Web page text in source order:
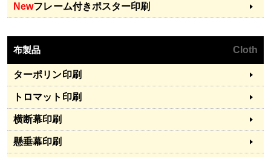
Newフレーム付きポスター印刷
布製品 Cloth
ターポリン印刷
トロマット印刷
横断幕印刷
懸垂幕印刷